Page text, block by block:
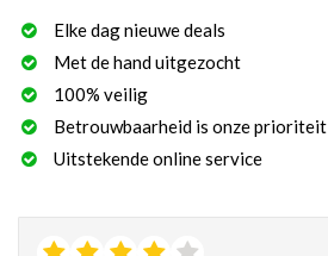
Elke dag nieuwe deals
Met de hand uitgezocht
100% veilig
Betrouwbaarheid is onze prioriteit
Uitstekende online service